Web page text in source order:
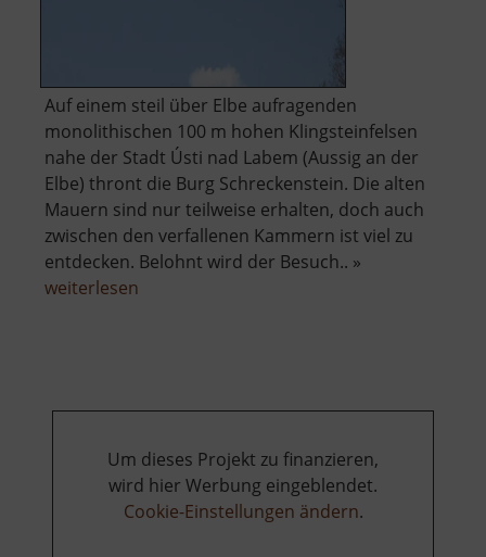
Auf einem steil über Elbe aufragenden
monolithischen 100 m hohen Klingsteinfelsen
nahe der Stadt Ústi nad Labem (Aussig an der
Elbe) thront die Burg Schreckenstein. Die alten
Mauern sind nur teilweise erhalten, doch auch
zwischen den verfallenen Kammern ist viel zu
entdecken. Belohnt wird der Besuch.. »
weiterlesen
Um dieses Projekt zu finanzieren,
wird hier Werbung eingeblendet.
Cookie-Einstellungen ändern.